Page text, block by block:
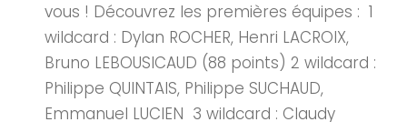
vous ! Découvrez les premières équipes : 1
wildcard : Dylan ROCHER, Henri LACROIX,
Bruno LEBOUSICAUD (88 points) 2 wildcard :
Philippe QUINTAIS, Philippe SUCHAUD,
Emmanuel LUCIEN 3 wildcard : Claudy